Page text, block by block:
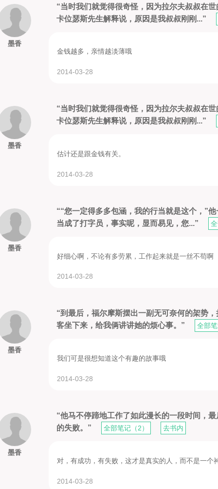
墨香
“当时我们就觉得很奇怪，因为拉尔夫叔叔在
卡位瑟斯先生解释说，原因是我叔叔刚刚...”
金钱越多，亲情越淡薄哦
2014-03-28
墨香
“当时我们就觉得很奇怪，因为拉尔夫叔叔在
卡位瑟斯先生解释说，原因是我叔叔刚刚...”
估计还是跟金钱有关。
2014-03-28
墨香
““您一定得多多包涵，我的行当就是这个，”
当成了打字员，事实呢，显而易见，您...”
好细心啊，不论有多劳累，工作起来就是一丝不苟啊
2014-03-28
墨香
“到最后，福尔摩斯摆出一副无可奈何的架势
客坐下来，给我俩讲讲她的烦心事。”
全部
我们可是很想知道这个有趣的故事哦
2014-03-28
墨香
“他马不停蹄地工作了如此漫长的一段时间，
的失败。”
全部笔记（2） 去书内
对，有成功，有失败，这才是真实的人，而不是一个
2014-03-28